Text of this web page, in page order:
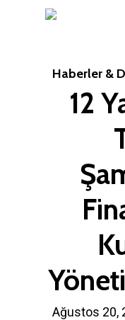
Haberler &
12
Ağustos 20,